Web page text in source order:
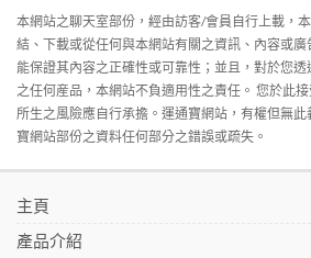
本網站之聊天室部份，經由訪客/會員自行上載，
結、下載或從任何與本網站有關之資訊、內容或
能保證其內容之正確性或可靠性；並且，對於您
之任何産品，本網站不負適用性之責任。 您於此接
所生之風險應自行承擔。運通寶網站，有權但無
寶網站部份之資料任何部分之錯誤或疏失。
主頁
產品介紹